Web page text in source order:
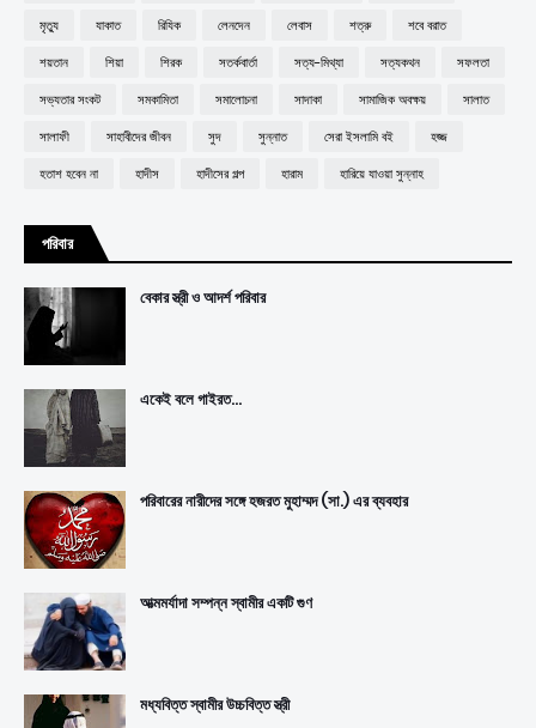
মৃত্যু
যাকাত রিযিক লেনদেন লেবাস শত্রু
শবে বরাত
শয়তান
শিয়া শিরক সতর্কবার্তা সত্য-মিথ্যা সত্যকথন
সফলতা
সভ্যতার সংকট
সমকামিতা সমালোচনা সাদাকা সামাজিক অবক্ষয়
সালাত
সালাফী
সাহাবীদের জীবন সুদ সুন্নাত সেরা ইসলামি বই
হজ্জ
হতাশ হবেন না
হাদীস হাদীসের গল্প হারাম হারিয়ে যাওয়া সুন্নাহ
পরিবার
বেকার স্ত্রী ও আদর্শ পরিবার
একেই বলে গাইরত...
পরিবারের নারীদের সঙ্গে হজরত মুহাম্মদ (সা.) এর ব্যবহার
আত্মমর্যাদা সম্পন্ন স্বামীর একটি গুণ
মধ্যবিত্ত স্বামীর উচ্চবিত্ত স্ত্রী